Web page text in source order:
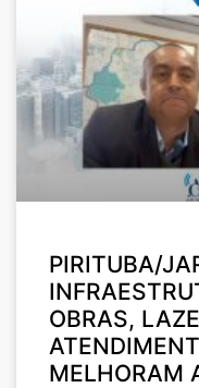
PIRITUBA/
OBRAS,
MELHORAM